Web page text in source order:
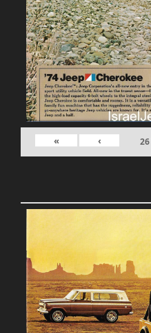
26
›
»